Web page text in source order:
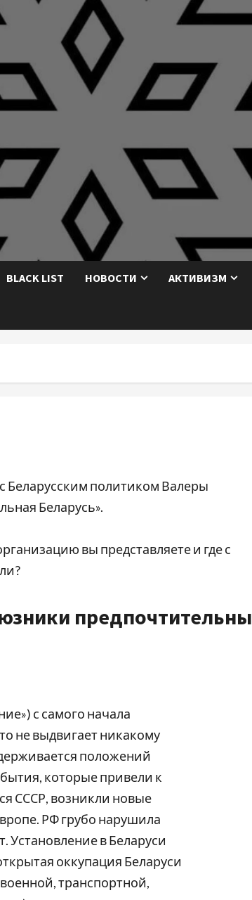
BLACK LIST НОВОСТИ АКТИВИЗМ
Беларусским политиком Валеры
Беларусь».
вы представляете и где с
предпочтительны
с самого начала
не выдвигает никакому
положений
которые привели к
СССР, возникли новые
РФ грубо нарушила
Установление в Беларуси
оккупация Беларуси
транспортной,